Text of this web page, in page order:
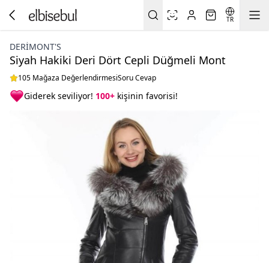
TR
DERIMONT'S
Siyah Hakiki Deri Dört Cepli Düğmeli Mont
105 Mağaza DeğerlendirmesiSoru Cevap
Giderek seviliyor! 100+ kişinin favorisi!